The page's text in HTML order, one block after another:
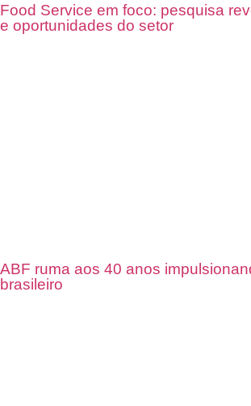
Food Service em foco: pesquisa
e oportunidades do setor
ABF ruma aos 40 anos
brasileiro